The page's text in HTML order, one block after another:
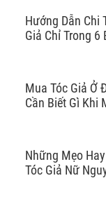
Hướng Dẫn Chi
Giả Chỉ Trong 6
Mua Tóc Giả Ở
Cần Biết Gì Khi
Những Mẹo
Tóc Giả Nữ